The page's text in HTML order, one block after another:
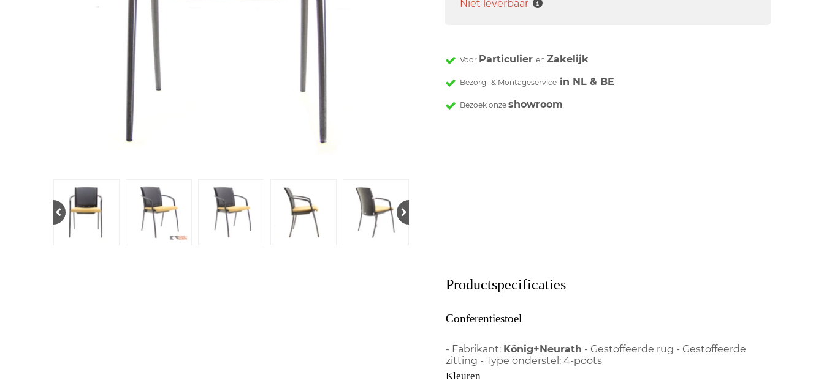
Niet leverbaar
Voor ParticulierenZakelijk
Bezorg- & Montageservice in NL & BE
Bezoek onzeshowroom
Productspecificaties
Conferentiestoel
- Fabrikant: König+Neurath - Gestoffeerde rug - Gestoffeerde
zitting - Type onderstel: 4-poots
Kleuren